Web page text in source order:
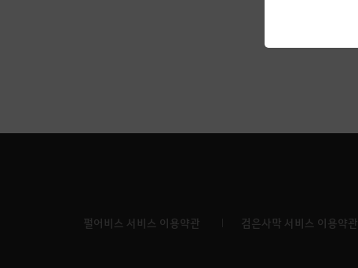
펄어비스 서비스 이용약관 검은사막 서비스 이용약관